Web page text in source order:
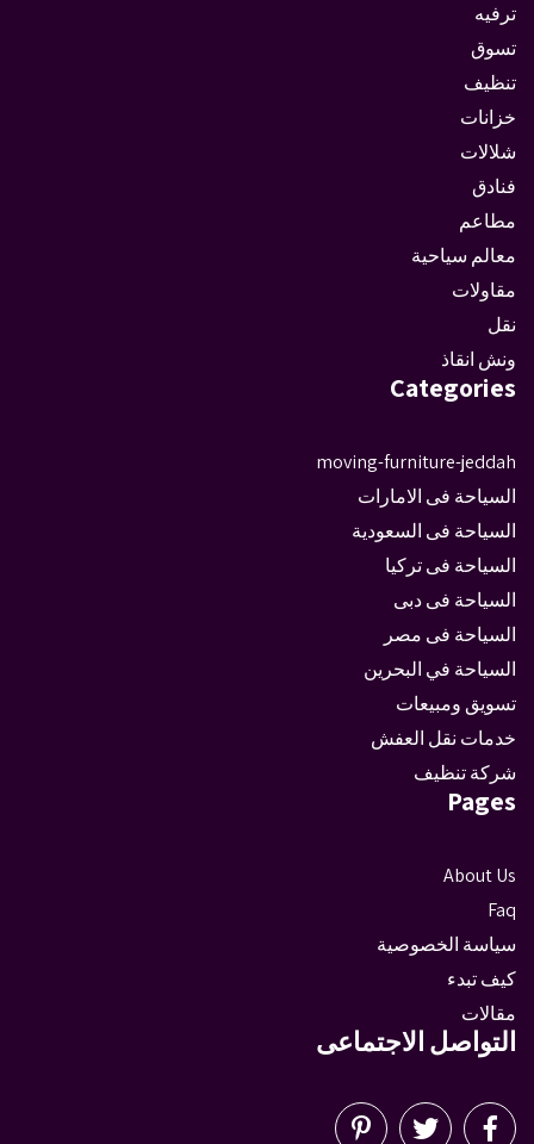
ترفيه
تسوق
تنظيف
خزانات
شلالات
فنادق
مطاعم
معالم سياحية
مقاولات
نقل
ونش انقاذ
Categories
moving-furniture-jeddah
السياحة فى الامارات
السياحة فى السعودية
السياحة فى تركيا
السياحة فى دبى
السياحة فى مصر
السياحة في البحرين
تسويق ومبيعات
خدمات نقل العفش
شركة تنظيف
Pages
About Us
Faq
سياسة الخصوصية
كيف تبدء
مقالات
التواصل الاجتماعى